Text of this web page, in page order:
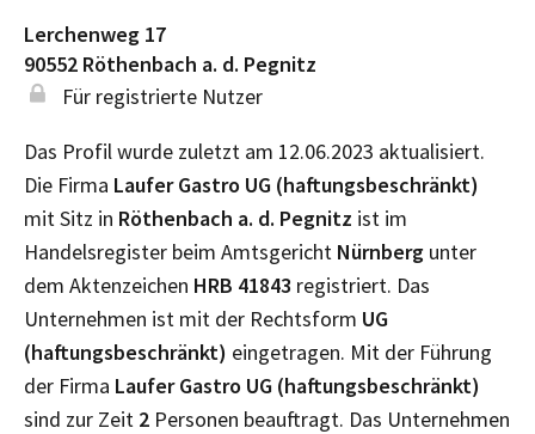
Lerchenweg 17
90552 Röthenbach a. d. Pegnitz
Für registrierte Nutzer
Das Profil wurde zuletzt am 12.06.2023 aktualisiert.
Die Firma Laufer Gastro UG (haftungsbeschränkt)
mit Sitz in Röthenbach a. d. Pegnitz ist im
Handelsregister beim Amtsgericht Nürnberg unter
dem Aktenzeichen HRB 41843 registriert. Das
Unternehmen ist mit der Rechtsform UG
(haftungsbeschränkt) eingetragen. Mit der Führung
der Firma Laufer Gastro UG (haftungsbeschränkt)
sind zur Zeit 2 Personen beauftragt. Das Unternehmen